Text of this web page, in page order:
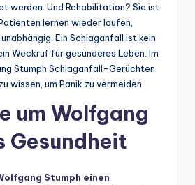
werden. Und Rehabilitation? Sie ist
lernen wieder laufen,
Ein Schlaganfall ist kein
Weckruf für gesünderes Leben. Im
Stumph Schlaganfall-Gerüchten
wissen, um Panik zu vermeiden.
um Wolfgang
Gesundheit
Stumph einen